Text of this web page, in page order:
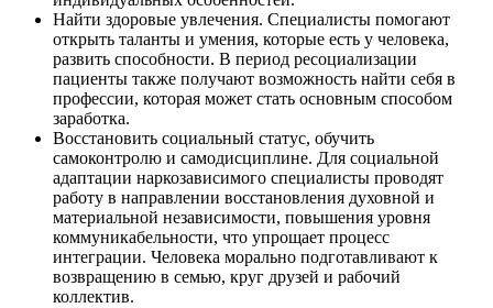
Найти здоровые увлечения. Специалисты помогают
открыть таланты и умения, которые есть у человека,
развить способности. В период ресоциализации
пациенты также получают возможность найти себя в
профессии, которая может стать основным способом
заработка.
Восстановить социальный статус, обучить
самоконтролю и самодисциплине. Для социальной
адаптации наркозависимого специалисты проводят
работу в направлении восстановления духовной и
материальной независимости, повышения уровня
коммуникабельности, что упрощает процесс
интеграции. Человека морально подготавливают к
возвращению в семью, круг друзей и рабочий
коллектив.